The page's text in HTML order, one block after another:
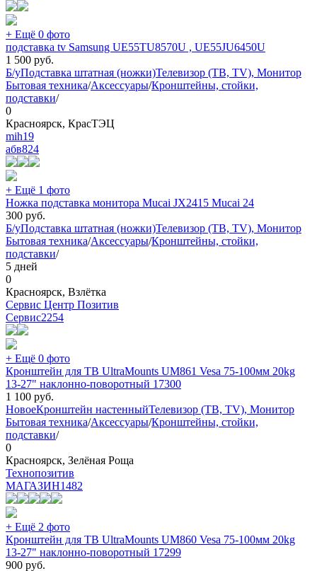
+ Ещё 0 фото
подставка tv Samsung UE55TU8570U , UE55JU6450U
1 500 руб.
Б/уПодставка штатная (ножки)Телевизор (ТВ, TV), Монитор
Бытовая техника/Аксессуары/Кронштейны, стойки,
подставки/
0
Красноярск, КрасТЭЦ
mih19
абв824
+ Ещё 1 фото
Ножка подставка монитора Mucai JX2415 Mucai 24
300 руб.
Б/уПодставка штатная (ножки)Телевизор (ТВ, TV), Монитор
Бытовая техника/Аксессуары/Кронштейны, стойки,
подставки/
5 дней
0
Красноярск, Взлётка
Сервис Центр Позитив
Сервис2254
+ Ещё 0 фото
Кронштейн для ТВ UltraMounts UM861 Vesa 75-100мм 20kg
13-27" наклонно-поворотный 17300
1 100 руб.
НовоеКронштейн настенныйТелевизор (ТВ, TV), Монитор
Бытовая техника/Аксессуары/Кронштейны, стойки,
подставки/
0
Красноярск, Зелёная Роща
Технопозитив
МАГАЗИН1482
+ Ещё 2 фото
Кронштейн для ТВ UltraMounts UM860 Vesa 75-100мм 20kg
13-27" наклонно-поворотный 17299
900 руб.